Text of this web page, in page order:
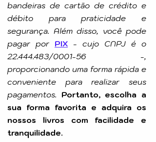
bandeiras de cartão de crédito e
débito para praticidade e
segurança. Além disso, você pode
pagar por PIX - cujo CNPJ é o
22.444.483/0001-56 -,
proporcionando uma forma rápida e
conveniente para realizar seus
pagamentos. Portanto, escolha a
sua forma favorita e adquira os
nossos livros com facilidade e
tranquilidade.